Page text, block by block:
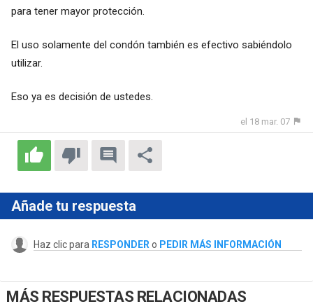
para tener mayor protección.
El uso solamente del condón también es efectivo sabiéndolo
utilizar.
Eso ya es decisión de ustedes.
el 18 mar. 07
Añade tu respuesta
Haz clic para RESPONDER o PEDIR MÁS INFORMACIÓN
MÁS RESPUESTAS RELACIONADAS